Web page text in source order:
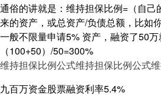
通俗的讲就是：维持担保比例=（自己
来的资产，或总资产/负债总额，比如
一般不限量申请5% 资产，融资了50
（100+50）/50=300%
维持担保比例公式维持担保比例公式
九百万资金股票融资利率5.4%